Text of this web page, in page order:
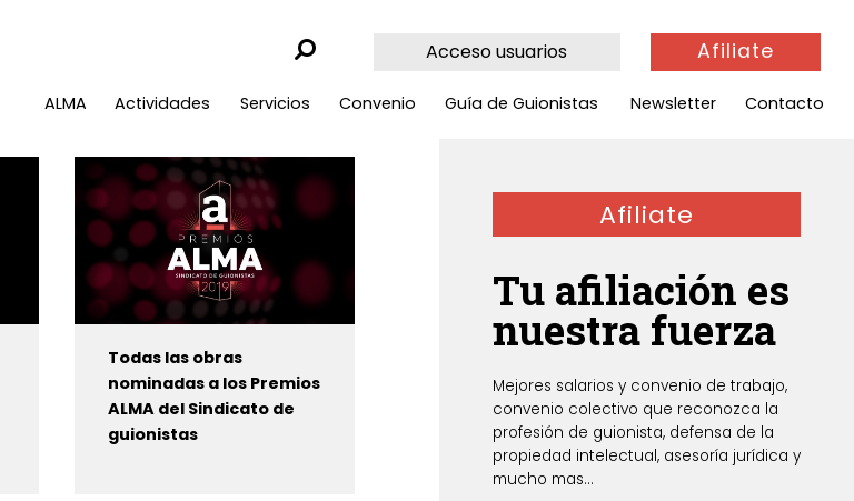
Acceso usuarios Afiliate
ALMA Actividades Servicios Convenio Guía de Guionistas Newsletter Contacto
Todas las obras
nominadas a los Premios
ALMA del Sindicato de
guionistas
Afiliate
Tu afiliación es
nuestra fuerza
Mejores salarios y convenio de trabajo,
convenio colectivo que reconozca la
profesión de guionista, defensa de la
propiedad intelectual, asesoría jurídica y
mucho mas...